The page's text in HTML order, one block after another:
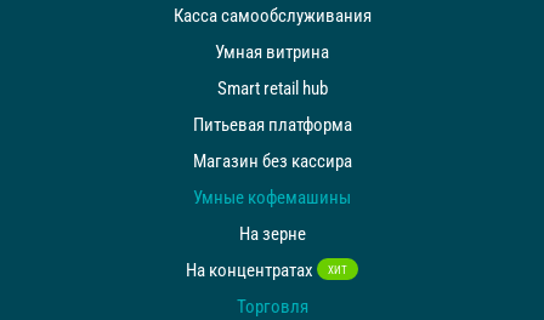
СЛЕДУЙТЕ ЗА НАМИ
Касса самообслуживания
Умная витрина
Smart retail hub
Питьевая платформа
Магазин без кассира
Умные кофемашины
На зерне
На концентратах
ХИТ
Торговля